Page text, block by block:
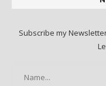
Subscribe my